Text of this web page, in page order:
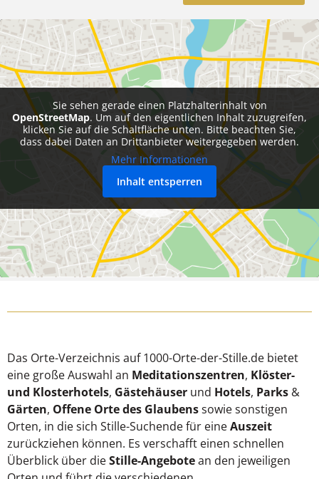
Sie sehen gerade einen Platzhalterinhalt von
OpenStreetMap. Um auf den eigentlichen Inhalt zuzugreifen,
klicken Sie auf die Schaltfläche unten. Bitte beachten Sie,
dass dabei Daten an Drittanbieter weitergegeben werden.
Mehr Informationen
Inhalt entsperren
Das Orte-Verzeichnis auf 1000-Orte-der-Stille.de bietet
eine große Auswahl an Meditationszentren, Klöster-
und Klosterhotels, Gästehäuser und Hotels, Parks &
Gärten, Offene Orte des Glaubenssowie sonstigen
Orten, in die sich Stille-Suchende für eineAuszeit
zurückziehen können. Es verschafft einen schnellen
Überblick über dieStille-Angebotean den jeweiligen